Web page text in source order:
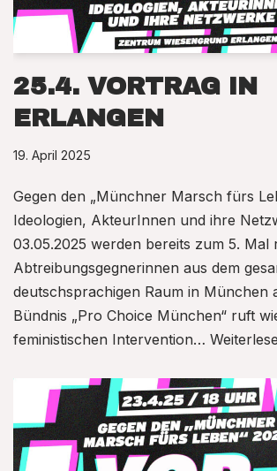
25.4. VORTRAG IN
ERLANGEN
19. April 2025
Gegen den „Münchner Marsch fürs
Ideologien, AkteurInnen und ihre
03.05.2025 werden bereits zum 5. Mal
Abtreibungsgegnerinnen aus dem
deutschsprachigen Raum in München
Bündnis „Pro Choice München“ ruft
feministischen Intervention…